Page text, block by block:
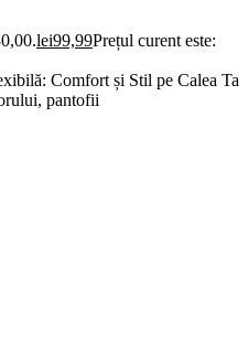
lei99,99Prețul curent este:
Comfort și Stil pe Calea Ta
pantofii